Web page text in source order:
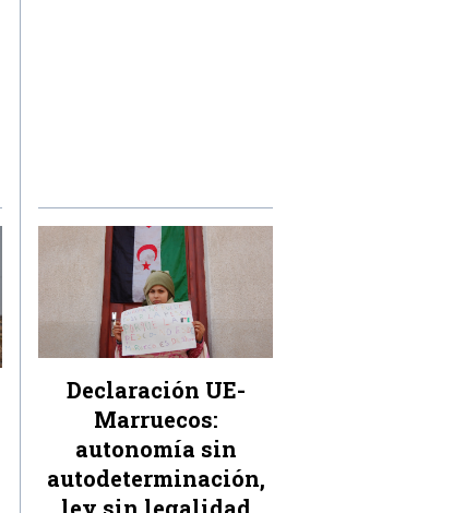
Declaración UE-
Marruecos:
autonomía sin
autodeterminación,
ley sin legalidad